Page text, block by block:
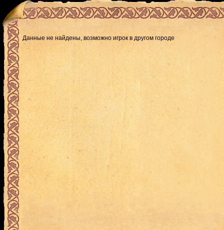
Данные не найдены, возможно игрок в другом городе